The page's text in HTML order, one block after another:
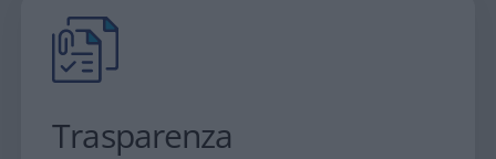
Trasparenza